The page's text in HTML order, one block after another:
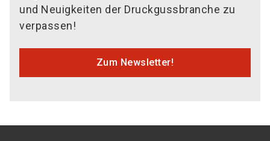
und Neuigkeiten der Druckgussbranche zu
verpassen!
Zum Newsletter!